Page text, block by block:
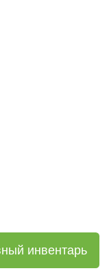
инвентарь